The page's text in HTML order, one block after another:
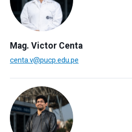
Mag. Victor Centa
centa.v@pucp.edu.pe